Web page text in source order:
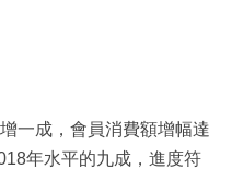
一成，會員消費額增幅達
年水平的九成，進度符